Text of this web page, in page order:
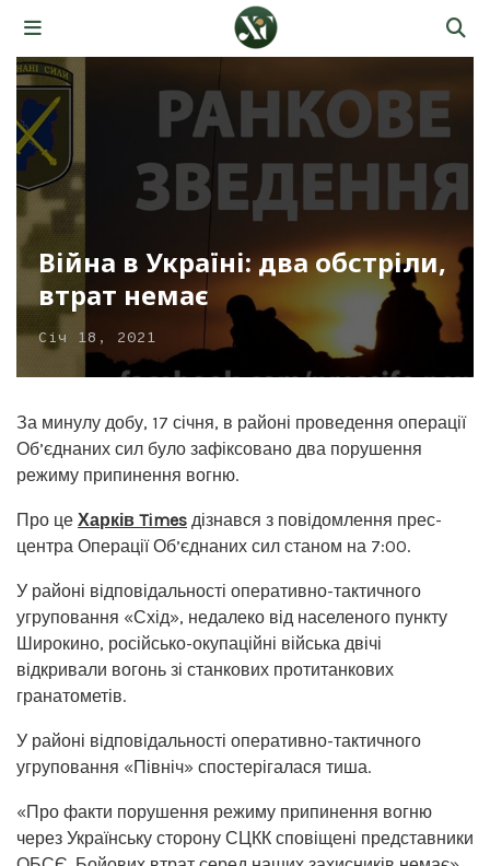
Війна в Україні: два обстріли,
втрат немає
Січ 18, 2021
За минулу добу, 17 січня, в районі проведення операції
Об’єднаних сил було зафіксовано два порушення
режиму припинення вогню.
Про це Харків Times дізнався з повідомлення прес-
центра Операції Об’єднаних сил станом на 7:00.
У районі відповідальності оперативно-тактичного
угруповання «Схід», недалеко від населеного пункту
Широкино, російсько-окупаційні війська двічі
відкривали вогонь зі станкових протитанкових
гранатометів.
У районі відповідальності оперативно-тактичного
угруповання «Північ» спостерігалася тиша.
«Про факти порушення режиму припинення вогню
через Українську сторону СЦКК сповіщені представники